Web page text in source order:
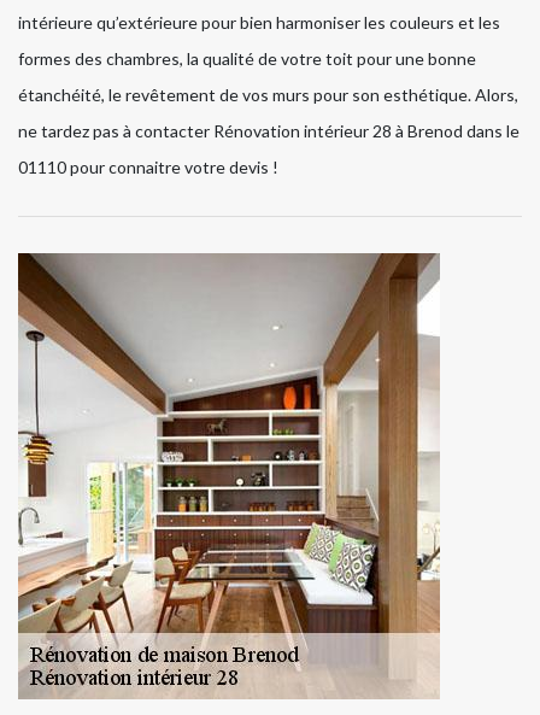
intérieure qu’extérieure pour bien harmoniser les couleurs et les
formes des chambres, la qualité de votre toit pour une bonne
étanchéité, le revêtement de vos murs pour son esthétique. Alors,
ne tardez pas à contacter Rénovation intérieur 28 à Brenod dans le
01110 pour connaitre votre devis !